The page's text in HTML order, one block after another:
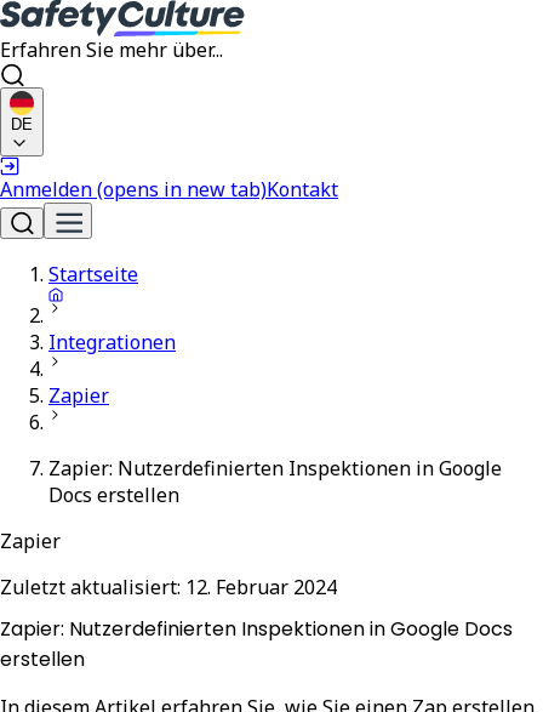
Erfahren Sie mehr über...
DE
Anmelden(opens in new tab)Kontakt
Startseite
Integrationen
Zapier
Zapier: Nutzerdefinierten Inspektionen in Google
Docs erstellen
Zapier
Zuletzt aktualisiert: 12. Februar 2024
Zapier: Nutzerdefinierten Inspektionen in Google Docs
erstellen